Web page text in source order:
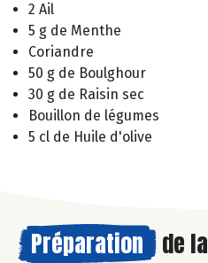
2 Ail
5 g de Menthe
Coriandre
50 g de Boulghour
30 g de Raisin sec
Bouillon de légumes
5 cl de Huile d'olive
Préparation de la